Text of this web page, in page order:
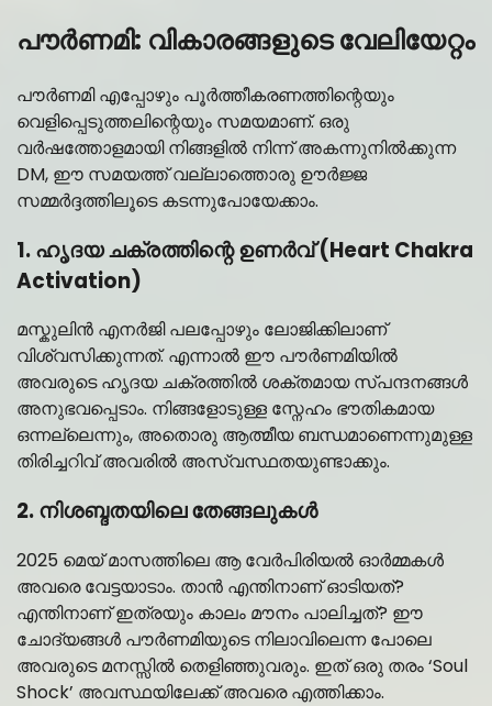
പൗർണമി: വികാരങ്ങളുടെ വേലിയേറ്റം
പൗർണമി എപ്പോഴും പൂർത്തീകരണത്തിന്റെയും
വെളിപ്പെടുത്തലിന്റെയും സമയമാണ്. ഒരു
വർഷത്തോളമായി നിങ്ങളിൽ നിന്ന് അകന്നുനിൽക്കുന്ന
DM, ഈ സമയത്ത് വല്ലാത്തൊരു ഊർജ്ജ
സമ്മർദ്ദത്തിലൂടെ കടന്നുപോയേക്കാം.
1. ഹൃദയ ചക്രത്തിന്റെ ഉണർവ് (Heart Chakra
Activation)
മസ്കുലിൻ എനർജി പലപ്പോഴും ലോജിക്കിലാണ്
വിശ്വസിക്കുന്നത്. എന്നാൽ ഈ പൗർണമിയിൽ
അവരുടെ ഹൃദയ ചക്രത്തിൽ ശക്തമായ സ്പന്ദനങ്ങൾ
അനുഭവപ്പെടാം. നിങ്ങളോടുള്ള സ്നേഹം ഭൗതികമായ
ഒന്നല്ലെന്നും, അതൊരു ആത്മീയ ബന്ധമാണെന്നുമുള്ള
തിരിച്ചറിവ് അവരിൽ അസ്വസ്ഥതയുണ്ടാക്കും.
2. നിശബ്ദതയിലെ തേങ്ങലുകൾ
2025 മെയ് മാസത്തിലെ ആ വേർപിരിയൽ ഓർമ്മകൾ
അവരെ വേട്ടയാടാം. താൻ എന്തിനാണ് ഓടിയത്?
എന്തിനാണ് ഇത്രയും കാലം മൗനം പാലിച്ചത്? ഈ
ചോദ്യങ്ങൾ പൗർണമിയുടെ നിലാവിലെന്ന പോലെ
അവരുടെ മനസ്സിൽ തെളിഞ്ഞുവരും. ഇത് ഒരു തരം ‘Soul
Shock’ അവസ്ഥയിലേക്ക് അവരെ എത്തിക്കാം.